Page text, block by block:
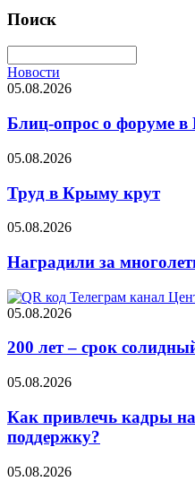
Поиск
Новости
05.08.2026
Блиц-опрос о форуме в
05.08.2026
Труд в Крыму крут
05.08.2026
Наградили за
05.08.2026
200 лет – срок
05.08.2026
Как привлечь кадры на
поддержку?
05.08.2026